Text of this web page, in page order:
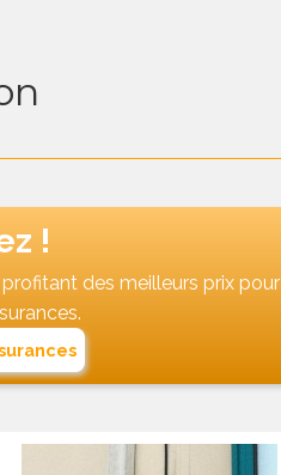
!
des meilleurs prix pour